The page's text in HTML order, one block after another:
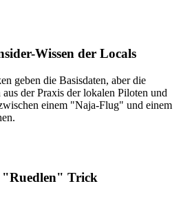
Wissen der Locals
geben die Basisdaten, aber die
der Praxis der lokalen Piloten und
einem "Naja-Flug" und einem
Trick